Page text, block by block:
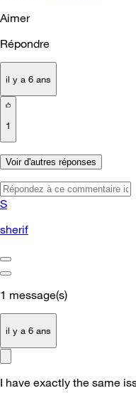
Aimer
Répondre
il y a 6 ans
1
Voir d'autres réponses
S
sherif
1 message(s)
il y a 6 ans
I have exactly the same